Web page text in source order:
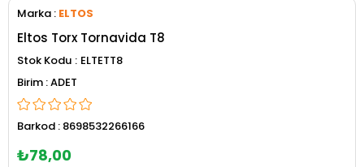
Marka : ELTOS
Eltos Torx Tornavida T8
Stok Kodu
ELTETT8
ADET
Barkod : 8698532266166
₺78,00